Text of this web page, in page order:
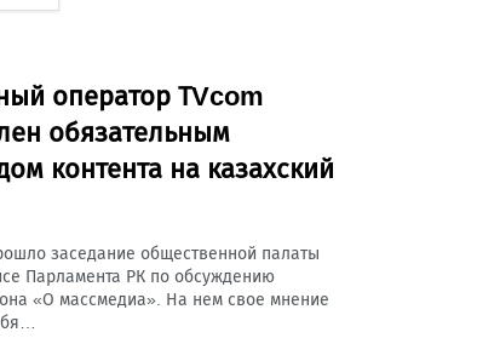
оператор ТVcom
обязательным
контента на казахский
заседание общественной палаты
Парламента РК по обсуждению
«О массмедиа». На нем свое мнение